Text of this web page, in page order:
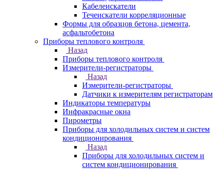
Кабелеискатели
Течеискатели корреляционные
Формы для образцов бетона, цемента,
асфальтобетона
Приборы теплового контроля
Назад
Приборы теплового контроля
Измерители-регистраторы
Назад
Измерители-регистраторы
Датчики к измерителям регистраторам
Индикаторы температуры
Инфракрасные окна
Пирометры
Приборы для холодильных систем и систем
кондиционирования
Назад
Приборы для холодильных систем и
систем кондиционирования